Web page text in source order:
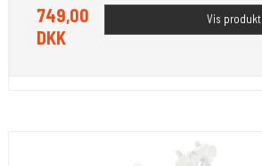
749,00
DKK
Vis produkt